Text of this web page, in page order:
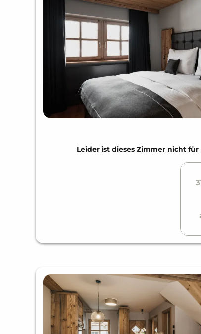
Leider ist dieses Zimmer nicht